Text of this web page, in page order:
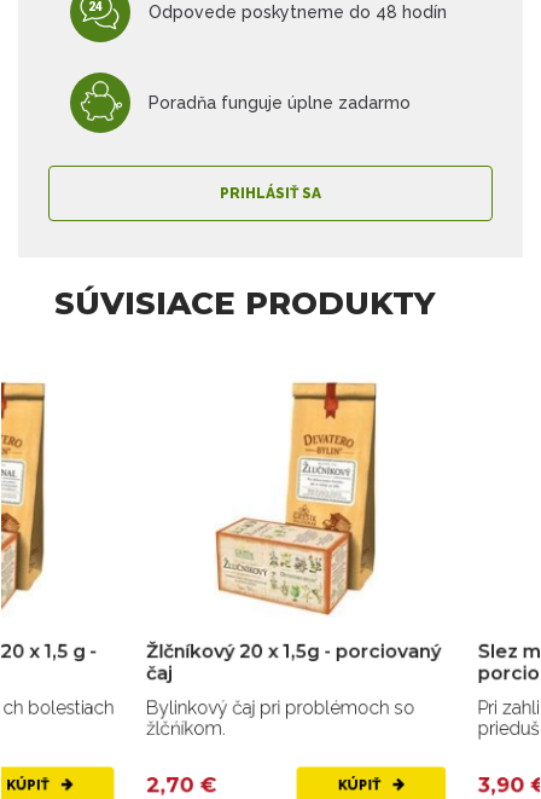
Odpovede poskytneme do 48 hodín
Poradňa funguje úplne zadarmo
PRIHLÁSIŤ SA
SÚVISIACE PRODUKTY
Žlčníkový 20 x 1,5g - porciovaný
Bylinkový čaj pri problémoch so
2,70 € KÚPIŤ
Slez maurský 30 x
porciovaný čaj
Pri zahlienení pľúc,
priedušiek, kašli.
3,90 €